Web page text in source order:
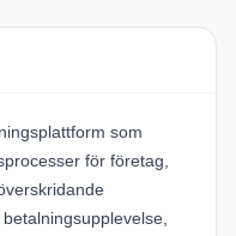
som
för företag,